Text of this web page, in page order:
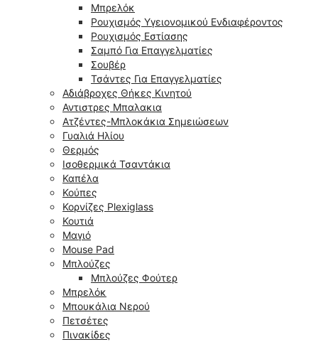
Μπρελόκ
Ρουχισμός Υγειονομικού Ενδιαφέροντος
Ρουχισμός Εστίασης
Σαμπό Για Επαγγελματίες
Σουβέρ
Τσάντες Για Επαγγελματίες
Αδιάβροχες Θήκες Κινητού
Αντιστρες Μπαλακια
Ατζέντες-Μπλοκάκια Σημειώσεων
Γυαλιά Ηλίου
Θερμός
Ισοθερμικά Τσαντάκια
Καπέλα
Κούπες
Κορνίζες Plexiglass
Κουτιά
Μαγιό
Mouse Pad
Μπλούζες
Μπλούζες Φούτερ
Μπρελόκ
Μπουκάλια Νερού
Πετσέτες
Πινακίδες